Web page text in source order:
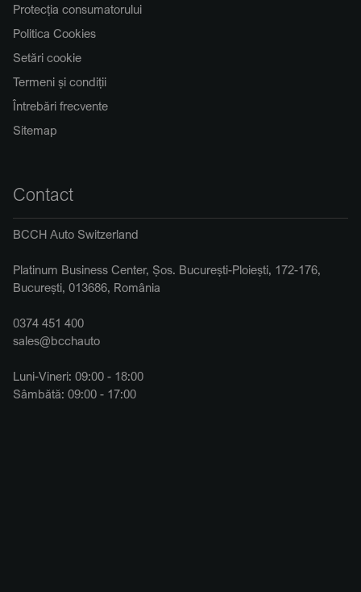
Protecția consumatorului
Politica Cookies
Setări cookie
Termeni și condiții
Întrebări frecvente
Sitemap
Contact
BCCH Auto Switzerland
Platinum Business Center, Șos. București-Ploiești, 172-176,
București, 013686, România
0374 451 400
sales@bcchauto
Luni-Vineri: 09:00 - 18:00
Sâmbătă: 09:00 - 17:00